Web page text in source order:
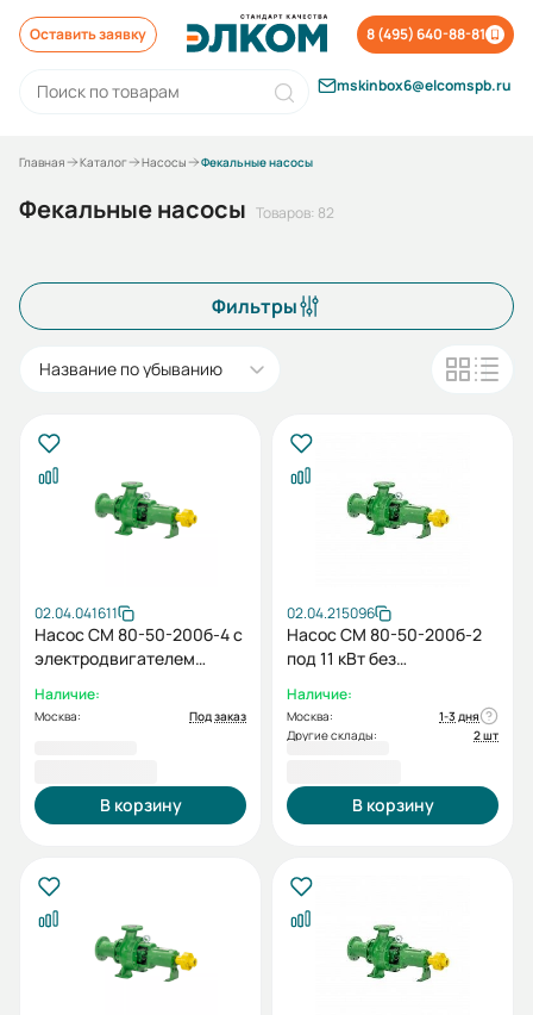
Оставить заявку 8 (495) 640-88-81
mskinbox6@elcomspb.ru
Главная Каталог Насосы Фекальные насосы
Фекальные насосы Товаров: 82
Фильтры
Название по убыванию
02.04.041611
Насос СМ 80-50-200б-4 с
электродвигателем
Наличие:
Москва: Под заказ
В корзину
02.04.215096
Насос СМ 80-50-200б-2
под 11 кВт без
рамы
Наличие:
Москва:
1-3 дня
Другие склады:
2 шт
В корзину